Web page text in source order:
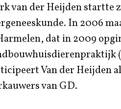
van der Heijden startte
In 2006
dat in 2009
Van der Heijden
van GD.